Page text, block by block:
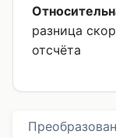
разница
отсчёта